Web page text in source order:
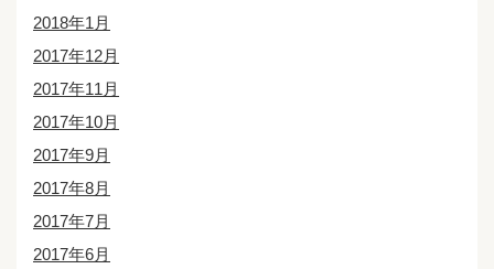
2018年1月
2017年12月
2017年11月
2017年10月
2017年9月
2017年8月
2017年7月
2017年6月